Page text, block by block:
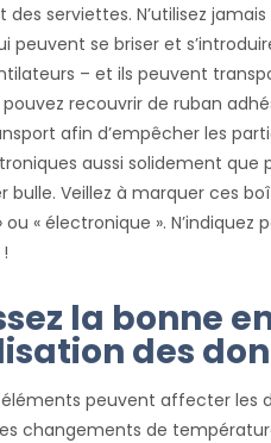
serviettes. N’utilisez
peuvent se briser et
– et ils peuvent
pouvez recouvrir de ruban
afin d’empêcher les
aussi solidement que
bulle. Veillez à marquer ces
ou « électronique ».
la bonne
des
peuvent affecter les
changements de